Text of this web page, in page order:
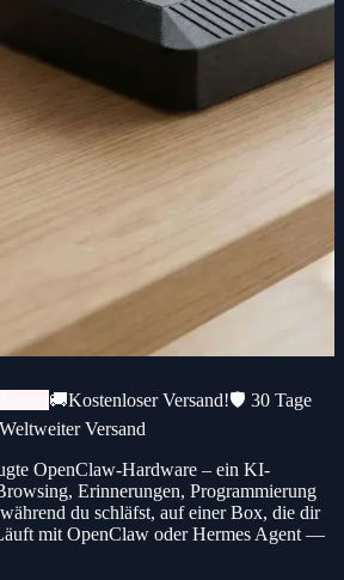
🚚Kostenloser Versand!🛡️ 30 Tage
Versand
OpenClaw-Hardware – ein KI-
Erinnerungen, Programmierung
du schläfst, auf einer Box, die dir
mit OpenClaw oder Hermes Agent —